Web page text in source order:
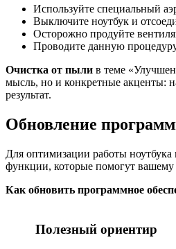
Используйте специальный
Выключите ноутбук и
Осторожно продуйте
Проводите данную
Очистка от пыли в теме
мысль, но и конкретные акценты:
результат.
Обновление
Для оптимизации работы
функции, которые помогут вашему
Как обновить программное
Полезный ориентир